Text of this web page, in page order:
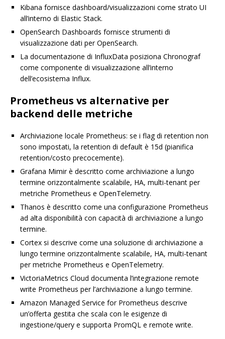
Kibana fornisce dashboard/visualizzazioni come strato UI
all’interno di Elastic Stack.
OpenSearch Dashboards fornisce strumenti di
visualizzazione dati per OpenSearch.
La documentazione di InfluxData posiziona Chronograf
come componente di visualizzazione all’interno
dell’ecosistema Influx.
Prometheus vs alternative per
backend delle metriche
Archiviazione locale Prometheus: se i flag di retention non
sono impostati, la retention di default è 15d (pianifica
retention/costo precocemente).
Grafana Mimir è descritto come archiviazione a lungo
termine orizzontalmente scalabile, HA, multi-tenant per
metriche Prometheus e OpenTelemetry.
Thanos è descritto come una configurazione Prometheus
ad alta disponibilità con capacità di archiviazione a lungo
termine.
Cortex si descrive come una soluzione di archiviazione a
lungo termine orizzontalmente scalabile, HA, multi-tenant
per metriche Prometheus e OpenTelemetry.
VictoriaMetrics Cloud documenta l’integrazione remote
write Prometheus per l’archiviazione a lungo termine.
Amazon Managed Service for Prometheus descrive
un’offerta gestita che scala con le esigenze di
ingestione/query e supporta PromQL e remote write.